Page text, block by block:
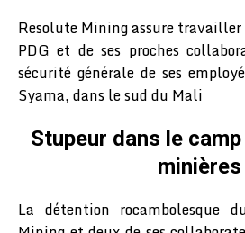
Resolute Mining assure
PDG et de ses proches
sécurité générale de ses
Syama, dans le sud du Mali
Stupeur dans le
minières
La détention rocambolesque